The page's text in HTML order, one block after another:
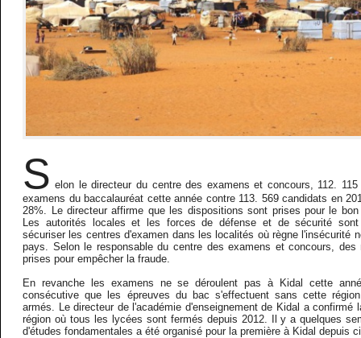
S elon le directeur du centre des examens et concours, 112.
examens du baccalauréat cette année contre 113. 569 candidats en
28%. Le directeur affirme que les dispositions sont prises pour le
Les autorités locales et les forces de défense et de sécurité
sécuriser les centres d'examen dans les localités où règne l'insécurité
pays. Selon le responsable du centre des examens et concours, des
prises pour empêcher la fraude.
En revanche les examens ne se déroulent pas à Kidal cette
consécutive que les épreuves du bac s'effectuent sans cette
armés. Le directeur de l'académie d'enseignement de Kidal a confirmé
région où tous les lycées sont fermés depuis 2012. Il y a quelques
d'études fondamentales a été organisé pour la première à Kidal depuis